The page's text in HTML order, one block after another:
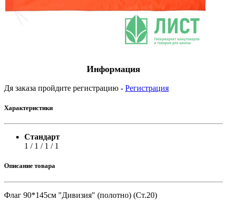
Информация
Дя заказа пройдите регистрацию - Регистрация
Характеристики
Стандарт
1 / 1 / 1 / 1
Описание товара
Флаг 90*145см "Дивизия" (полотно) (Ст.20)